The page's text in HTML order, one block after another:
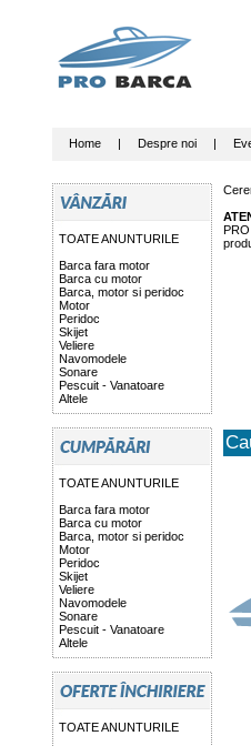
Home| Despre noi|
TOATE ANUNTURILE
Barca fara motor
Barca cu motor
Barca, motor si peridoc
Motor
Peridoc
Skijet
Veliere
Navomodele
Sonare
Pescuit - Vanatoare
Altele
TOATE ANUNTURILE
Barca fara motor
Barca cu motor
Barca, motor si peridoc
Motor
Peridoc
Skijet
Veliere
Navomodele
Sonare
Pescuit - Vanatoare
Altele
TOATE ANUNTURILE